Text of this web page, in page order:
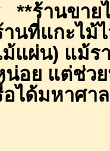
**ร้านขาย
านที่แกะไม้
ม้แผ่น) แม้ร
น่อย แต่ช่วย
อได้มหาศาล